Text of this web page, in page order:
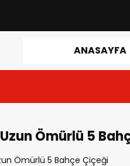
ANASAYFA
Uzun Ömürlü 5